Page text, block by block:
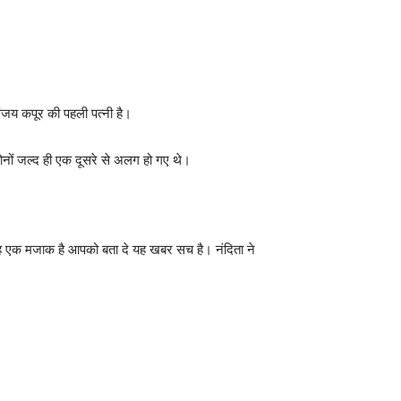
कपूर की पहली पत्नी है।
जल्द ही एक दूसरे से अलग हो गए थे।
यह एक मजाक है आपको बता दे यह खबर सच है। नंदिता ने